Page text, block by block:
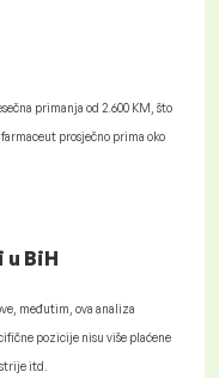
primanja od 2.600 KM, što
prosječno prima oko
BiH
međutim, ova analiza
pozicije nisu više plaćene
itd.